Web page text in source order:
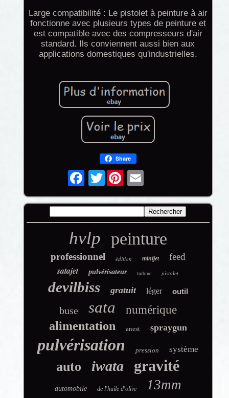
Large compatibilité : Le pistolet à peinture à air
fonctionne avec plusieurs types de peinture et
est compatible avec des compresseurs d'air
standard. Ils conviennent aussi bien aux
applications domestiques qu'industrielles.
Share
Twitter
hvlp peinture
professionnel édition minijet feed
satajet pulvérisateur turbine pistolet
devilbiss gratuit léger outil
buse sata numérique
alimentation anest spraygun
pulvérisation pression système
auto iwata gravité
automobile de l'huile d'olive 13mm